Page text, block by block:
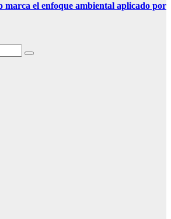
marca el enfoque ambiental aplicado por